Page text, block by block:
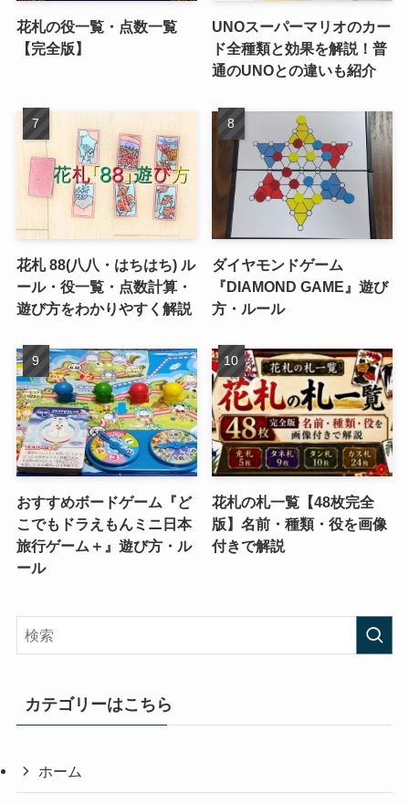
花札の役一覧・点数一覧
【完全版】
UNOスーパーマリオのカー
ド全種類と効果を解説！普
通のUNOとの違いも紹介
花札 88(八八・はちはち) ル
ール・役一覧・点数計算・
遊び方をわかりやすく解説
ダイヤモンドゲーム
『DIAMOND GAME』遊び
方・ルール
おすすめボードゲーム『ど
こでもドラえもんミニ日本
旅行ゲーム＋』遊び方・ル
ール
花札の札一覧【48枚完全
版】名前・種類・役を画像
付きで解説
カテゴリーはこちら
ホーム